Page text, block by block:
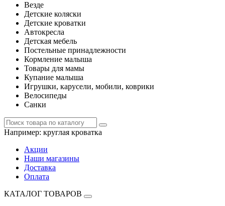
Везде
Детские коляски
Детские кроватки
Автокресла
Детская мебель
Постельные принадлежности
Кормление малыша
Товары для мамы
Купание малыша
Игрушки, карусели, мобили, коврики
Велосипеды
Санки
Например: круглая кроватка
Акции
Наши магазины
Доставка
Оплата
КАТАЛОГ ТОВАРОВ